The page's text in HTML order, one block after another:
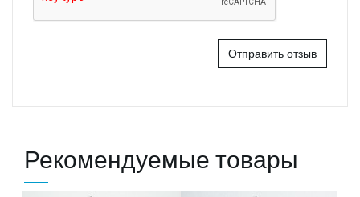
Отправить отзыв
Рекомендуемые товары